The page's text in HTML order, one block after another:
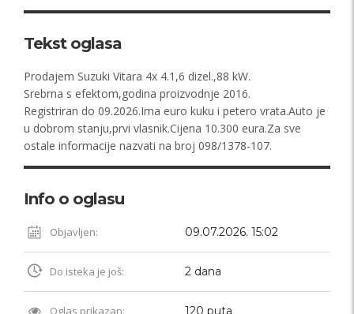
Tekst oglasa
Prodajem Suzuki Vitara 4x 4.1,6 dizel.,88 kW.
Srebrna s efektom,godina proizvodnje 2016.
Registriran do 09.2026.Ima euro kuku i petero vrata.Auto je
u dobrom stanju,prvi vlasnik.Cijena 10.300 eura.Za sve
ostale informacije nazvati na broj 098/1378-107.
Info o oglasu
Objavljen: 09.07.2026. 15:02
Do isteka je još: 2 dana
Oglas prikazan: 120 puta